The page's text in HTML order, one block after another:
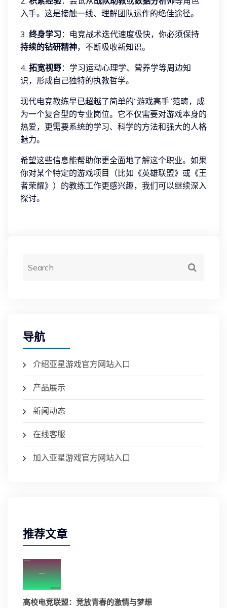
入手。这是接触一线、理解团队运作的绝佳途径。
3. 终身学习 ：电竞战术迭代速度极快，你必须保持
持续的钻研精神，不断吸收新知识。
4. 拓宽视野：学习运动心理学、营养学等周边知
识，形成自己独特的执教哲学。
现代电竞教练早已超越了简单的“游戏高手”范畴，成
为一个复合型的专业岗位。它不仅需要对游戏本身的
热爱，更需要系统的学习、科学的方法和强大的人格
魅力。
希望这些信息能帮助你更全面地了解这个职业。如果
你对某个特定的游戏项目（比如《英雄联盟》或《王
者荣耀》）的教练工作更感兴趣，我们可以继续深入
探讨。
导航
介绍亚星游戏官方网站入口
产品展示
新闻动态
在线客服
加入亚星游戏官方网站入口
推荐文章
高校电竞联盟：竞放青春的激情与梦想